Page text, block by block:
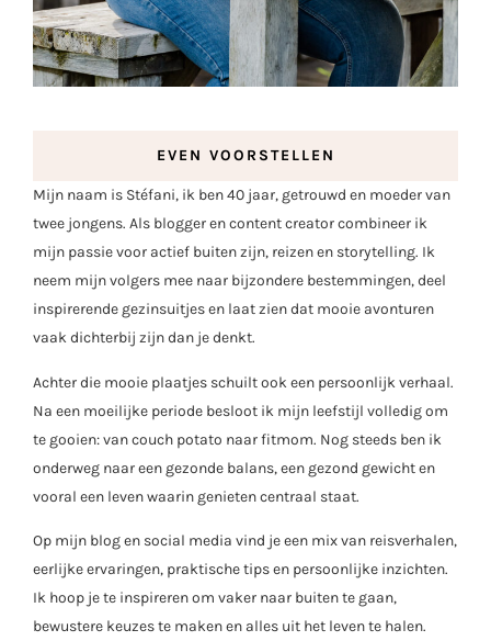
EVEN VOORSTELLEN
Mijn naam is Stéfani, ik ben 40 jaar, getrouwd en moeder van
twee jongens. Als blogger en content creator combineer ik
mijn passie voor actief buiten zijn, reizen en storytelling. Ik
neem mijn volgers mee naar bijzondere bestemmingen, deel
inspirerende gezinsuitjes en laat zien dat mooie avonturen
vaak dichterbij zijn dan je denkt.
Achter die mooie plaatjes schuilt ook een persoonlijk verhaal.
Na een moeilijke periode besloot ik mijn leefstijl volledig om
te gooien: van couch potato naar fitmom. Nog steeds ben ik
onderweg naar een gezonde balans, een gezond gewicht en
vooral een leven waarin genieten centraal staat.
Op mijn blog en social media vind je een mix van reisverhalen,
eerlijke ervaringen, praktische tips en persoonlijke inzichten.
Ik hoop je te inspireren om vaker naar buiten te gaan,
bewustere keuzes te maken en alles uit het leven te halen.